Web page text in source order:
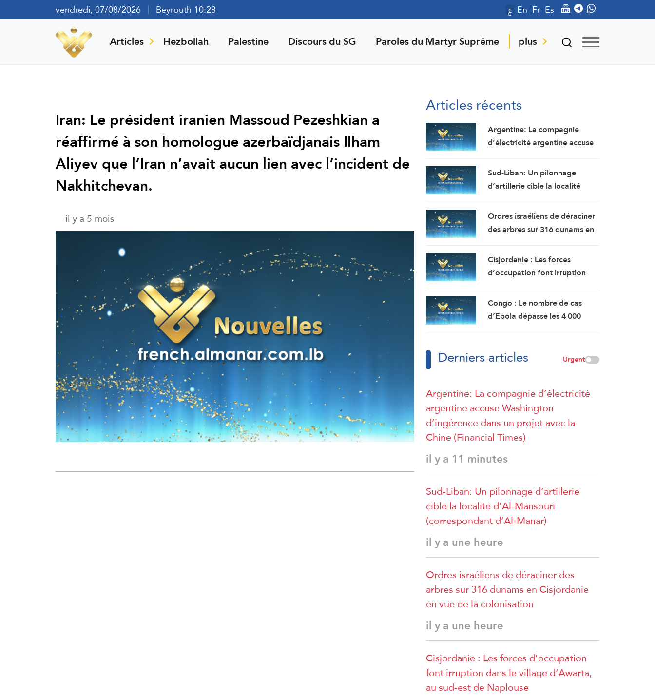
vendredi, 07/08/2026 Beyrouth 10:28 ع En Fr Es
Articles Hezbollah Palestine Discours du SG Paroles du Martyr Suprême plus
Iran: Le président iranien Massoud Pezeshkian a
réaffirmé à son homologue azerbaïdjanais Ilham
Aliyev que l’Iran n’avait aucun lien avec l’incident de
Nakhitchevan.
il y a 5 mois
Articles récents
Argentine: La compagnie
d’électricité argentine accuse
un projet avec la Chine
(Financial Times)
Sud-Liban: Un pilonnage
d’artillerie cible la localité
d’Al-Manar)
Ordres israéliens de déraciner
des arbres sur 316 dunams en
colonisation
Cisjordanie : Les forces
d’occupation font irruption
sud-est de Naplouse
Congo : Le nombre de cas
d’Ebola dépasse les 4 000
Derniers articles Urgent
Argentine: La compagnie d’électricité
argentine accuse Washington
d’ingérence dans un projet avec la
Chine (Financial Times)
il y a 11 minutes
Sud-Liban: Un pilonnage d’artillerie
cible la localité d’Al-Mansouri
(correspondant d’Al-Manar)
il y a une heure
Ordres israéliens de déraciner des
arbres sur 316 dunams en Cisjordanie
en vue de la colonisation
il y a une heure
Cisjordanie : Les forces d’occupation
font irruption dans le village d’Awarta,
au sud-est de Naplouse